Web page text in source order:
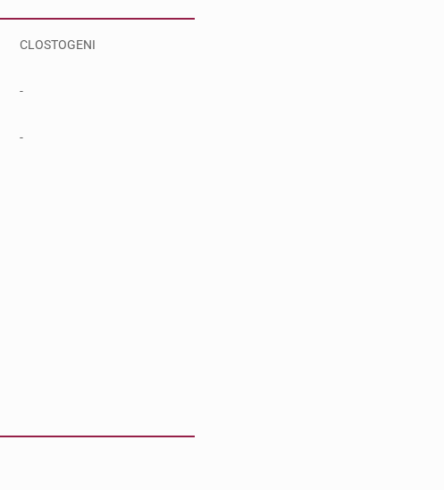
CLOSTOGENI
-
-